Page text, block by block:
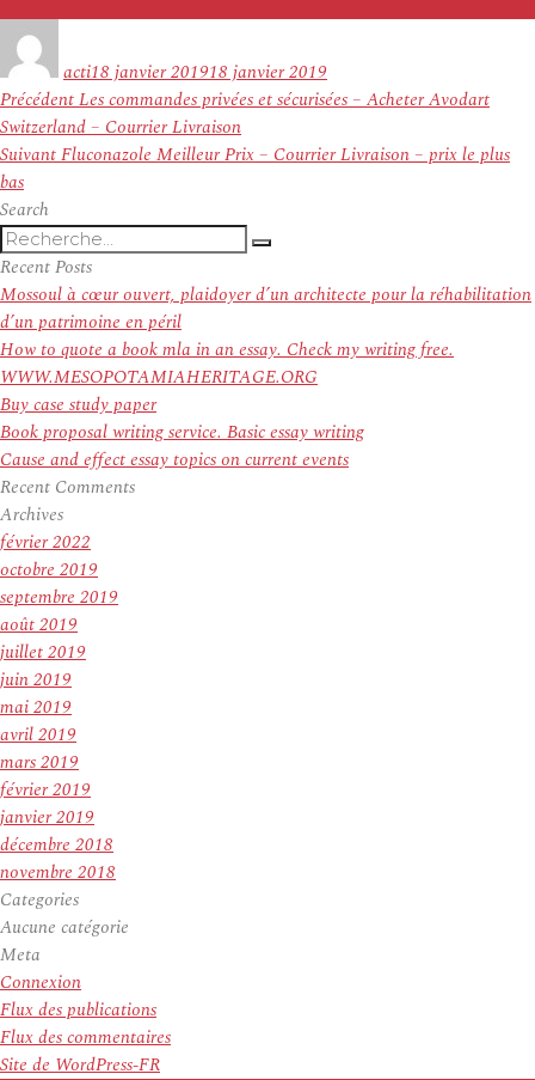
actile
18 janvier 201918 janvier 2019
Navigation
de
l’article
PrécédentArticle
précédent :
Les commandes privées et sécurisées – Acheter Avodart
Switzerland – Courrier Livraison
SuivantArticle
Fluconazole Meilleur Prix – Courrier Livraison – prix le plus
bas
Search
Recherche
pour
:
Recherche
Recent Posts
Mossoul à cœur ouvert, plaidoyer d’un architecte pour la réhabilitation
d’un patrimoine en péril
How to quote a book mla in an essay. Check my writing free.
WWW.MESOPOTAMIAHERITAGE.ORG
Buy case study paper
Book proposal writing service. Basic essay writing
Cause and effect essay topics on current events
Recent Comments
Archives
février 2022
octobre 2019
septembre 2019
août 2019
juillet 2019
juin 2019
mai 2019
avril 2019
mars 2019
février 2019
janvier 2019
décembre 2018
novembre 2018
Categories
Aucune catégorie
Meta
Connexion
Flux des publications
Flux des commentaires
Site de WordPress-FR